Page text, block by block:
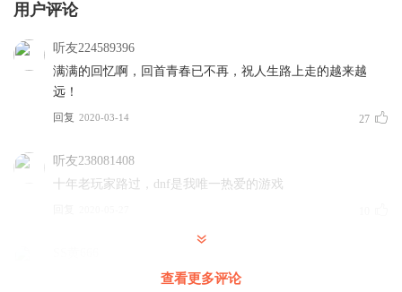
远在斯特鲁山脉北部的冰龙斯卡萨也在这时候冬眠醒来，它强大的
饿摧残的班图族翻越斯特鲁山脉，野蛮入侵了贝尔玛尔的帝国防
因异变带来的混乱，在阿拉德大陆蔓延，各种虚空异界的再次出
些邪恶力量的诞生之地？事到如今，唯有冒险家们能为这混乱的世
界找到一个解救之道！谁将是对抗邪恶力量的神谕之人？
用户评论
听友224589396
满满的回忆啊，回首青春已不再，祝人生路上走的越来越
远！
回复 2020-03-14 27
听友238081408
十年老玩家路过，dnf是我唯一热爱的游戏
就凭着更新数量就得打五星(七百多啊！) 并且音质比较纯，
查看更多评论